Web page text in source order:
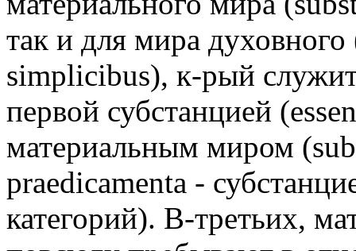
так и для мира
simplicibus), к-рый
первой субстанцией
материальным миром
praedicamenta -
категорий). В-третьих,